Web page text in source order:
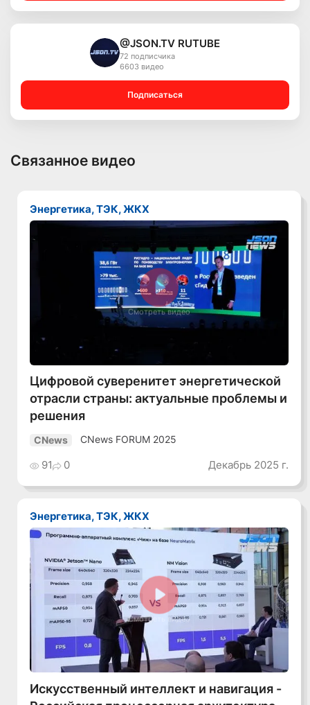
@JSON.TV RUTUBE
72 подписчика
6603 видео
Подписаться
Связанное видео
Энергетика, ТЭК, ЖКХ
Смотреть видео
Цифровой суверенитет энергетической
отрасли страны: актуальные проблемы и
решения
CNews CNews FORUM 2025
91 0 Декабрь 2025 г.
Энергетика, ТЭК, ЖКХ
Смотреть видео
Искусственный интеллект и навигация -